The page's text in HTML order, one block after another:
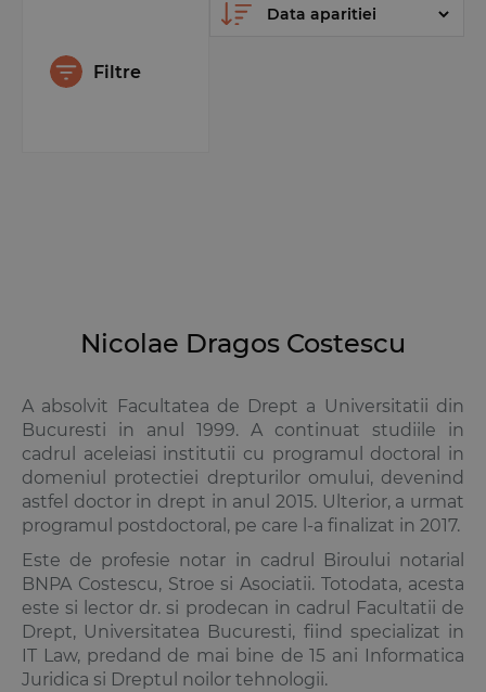
Filtre
Nicolae Dragos Costescu
A absolvit Facultatea de Drept a Universitatii din
Bucuresti in anul 1999. A continuat studiile in
cadrul aceleiasi institutii cu programul doctoral in
domeniul protectiei drepturilor omului, devenind
astfel doctor in drept in anul 2015. Ulterior, a urmat
programul postdoctoral, pe care l-a finalizat in 2017.
Este de profesie notar in cadrul Biroului notarial
BNPA Costescu, Stroe si Asociatii. Totodata, acesta
este si lector dr. si prodecan in cadrul Facultatii de
Drept, Universitatea Bucuresti, fiind specializat in
IT Law, predand de mai bine de 15 ani Informatica
Juridica si Dreptul noilor tehnologii.